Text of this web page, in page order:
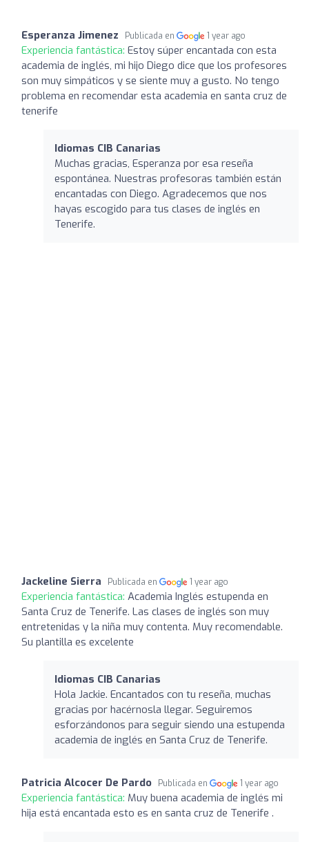
Esperanza Jimenez Publicada en 1 year ago
Experiencia fantástica: Estoy súper encantada con esta
academia de inglés, mi hijo Diego dice que los profesores
son muy simpáticos y se siente muy a gusto. No tengo
problema en recomendar esta academia en santa cruz de
tenerife
Idiomas CIB Canarias
Muchas gracias, Esperanza por esa reseña
espontánea. Nuestras profesoras también están
encantadas con Diego. Agradecemos que nos
hayas escogido para tus clases de inglés en
Tenerife.
Jackeline Sierra Publicada en 1 year ago
Experiencia fantástica: Academia Inglés estupenda en
Santa Cruz de Tenerife. Las clases de inglés son muy
entretenidas y la niña muy contenta. Muy recomendable.
Su plantilla es excelente
Idiomas CIB Canarias
Hola Jackie. Encantados con tu reseña, muchas
gracias por hacérnosla llegar. Seguiremos
esforzándonos para seguir siendo una estupenda
academia de inglés en Santa Cruz de Tenerife.
Patricia Alcocer De Pardo Publicada en 1 year ago
Experiencia fantástica: Muy buena academia de inglés mi
hija está encantada esto es en santa cruz de Tenerife .